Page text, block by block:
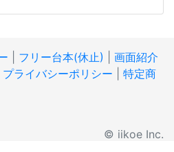
フリー台本(休止)
画面紹介
プライバシーポリシー
特定商
© iikoe Inc.